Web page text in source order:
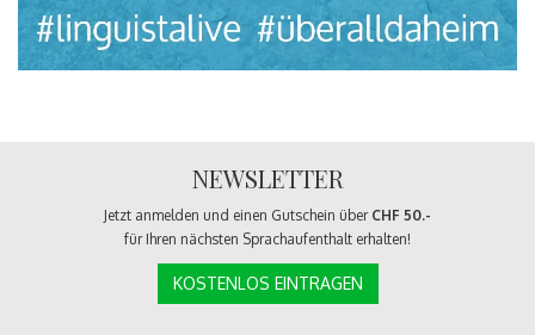
NEWSLETTER
Jetzt anmelden und einen Gutschein über CHF 50.-
für Ihren nächsten Sprachaufenthalt erhalten!
KOSTENLOS EINTRAGEN